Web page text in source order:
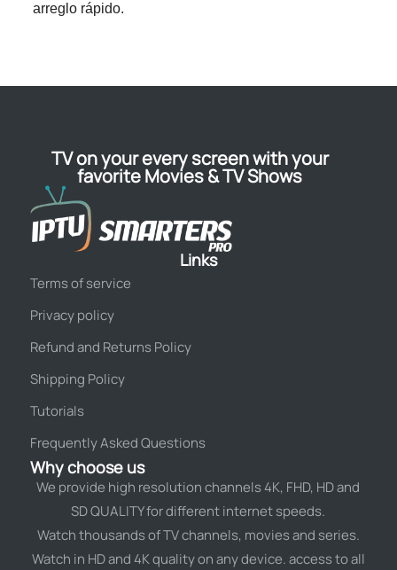
arreglo rápido.
TV on your every screen with your
favorite Movies & TV Shows
Links
Terms of service
Privacy policy
Refund and Returns Policy
Shipping Policy
Tutorials
Frequently Asked Questions
Why choose us
We provide high resolution channels 4K, FHD, HD and
SD QUALITY for different internet speeds.
Watch thousands of TV channels, movies and series.
Watch in HD and 4K quality on any device. access to all